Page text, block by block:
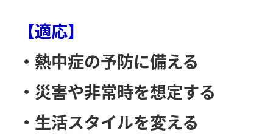
【適応】
・熱中症の予防に備える
・災害や非常時を想定する
・生活スタイルを変える